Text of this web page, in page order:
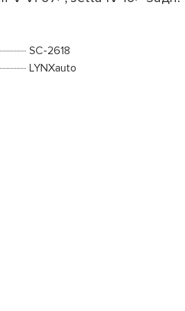
SC-2618
LYNXauto